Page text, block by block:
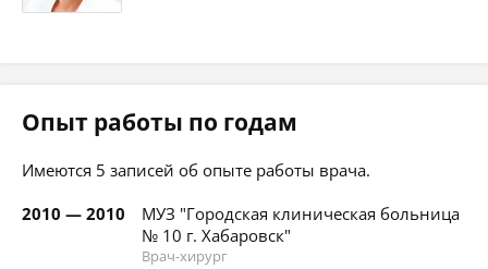
Опыт работы по годам
Имеются 5 записей об опыте работы врача.
2010 — 2010
МУЗ "Городская клиническая больница
№ 10 г. Хабаровск"
Врач-хирург